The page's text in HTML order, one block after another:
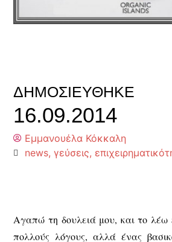
ΔΗΜΟΣΙΕΎΘΗΚΕ
16.09.2014
Εμμανουέλα Κόκκαλη
news,γεύσεις,
Aγαπώ τη δουλειά μου, και το
πολλούς λόγους, αλλά ένας